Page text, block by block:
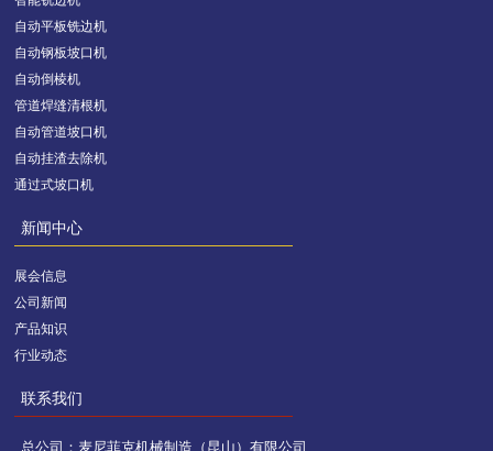
自动平板铣边机
自动钢板坡口机
自动倒棱机
管道焊缝清根机
自动管道坡口机
自动挂渣去除机
通过式坡口机
新闻中心
展会信息
公司新闻
产品知识
行业动态
联系我们
总公司：麦尼菲克机械制造（昆山）有限公司